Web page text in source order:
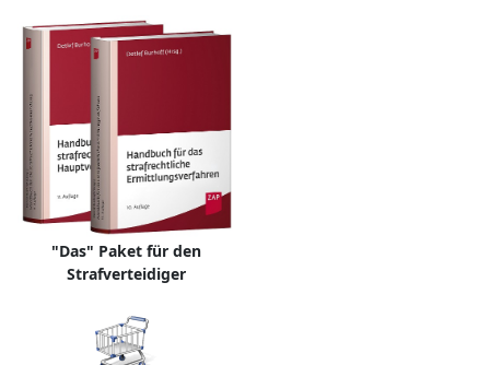
"Das" Paket für den
Strafverteidiger